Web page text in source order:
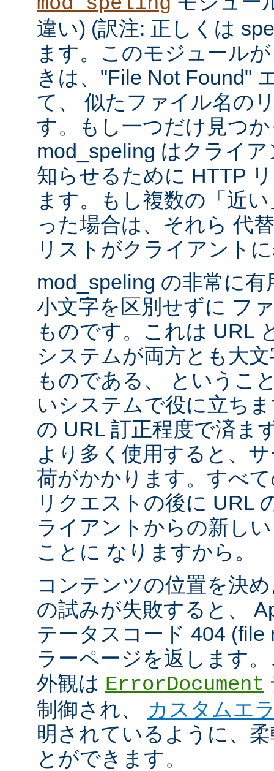
違い) (訳注: 正しくは
ます。このモジュール
きは、"File Not Found"
て、 似たファイル名の
す。もし一つだけ見つ
mod_speling はクライ
知らせるために HTTP
ます。もし複数の「近
った場合は、それら 代
リストがクライアント
mod_speling の非常に
小文字を区別せずに フ
ものです。これは URL
システムが両方とも大
ものである、 というこ
いシステムで役に立ち
の URL 訂正程度で済ま
より多く使用すると、
荷がかかります。すべ
リクエストの後に URL
ライアントからの新し
ことに なりますから。
コンテンツの位置を決
の試みが失敗すると、
テータスコード 404 (file
ラーページを返します
外観は ErrorDocument
制御され、
カスタムエ
明されているように、
とができます。